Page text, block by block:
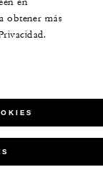
obtener más